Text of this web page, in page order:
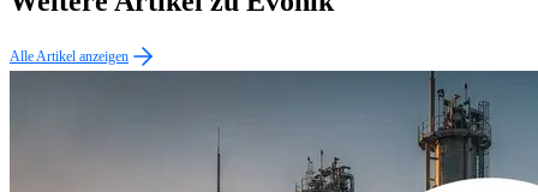
Alle Artikel anzeigen